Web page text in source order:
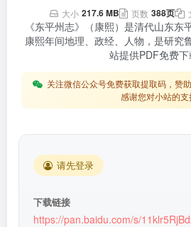
大小 217.6 MB 页数 388页
《东平州志》（康熙）是清代山东
康熙年间地理、政经、人物，是研究
站提供PDF免费下
关注微信公众号免费获取提取码，赞
感谢您对小站的支
请先登录
下载链接
https://pan.baidu.com/s/